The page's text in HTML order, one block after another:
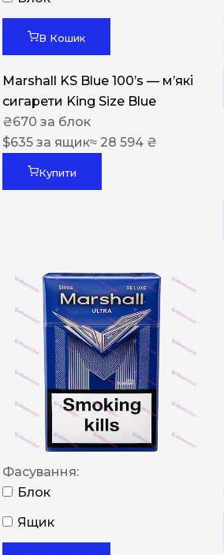
В Кошик
Marshall KS Blue 100’s — м’які
сигарети King Size Blue
₴670 за блок
$635 за ящик≈ 28 594 ₴
Купити
Фасування:
Блок
Ящик